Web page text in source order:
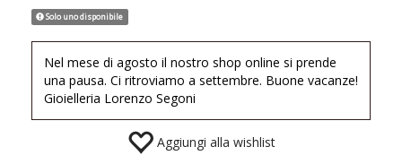
Solo uno disponibile
Nel mese di agosto il nostro shop online si prende
una pausa. Ci ritroviamo a settembre. Buone vacanze!
Gioielleria Lorenzo Segoni
Aggiungi alla wishlist